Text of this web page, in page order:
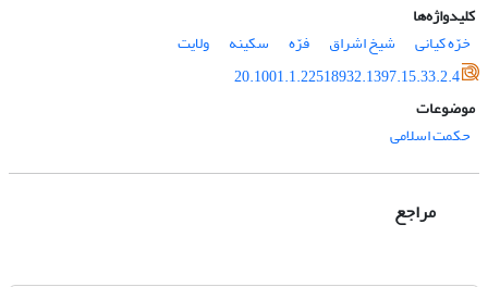
کلیدواژه‌ها
خرّه کیانی
شیخ اشراق فرّه سکینه
ولایت
20.1001.1.22518932.1397.15.33.2.4
موضوعات
حکمت اسلامی
مراجع